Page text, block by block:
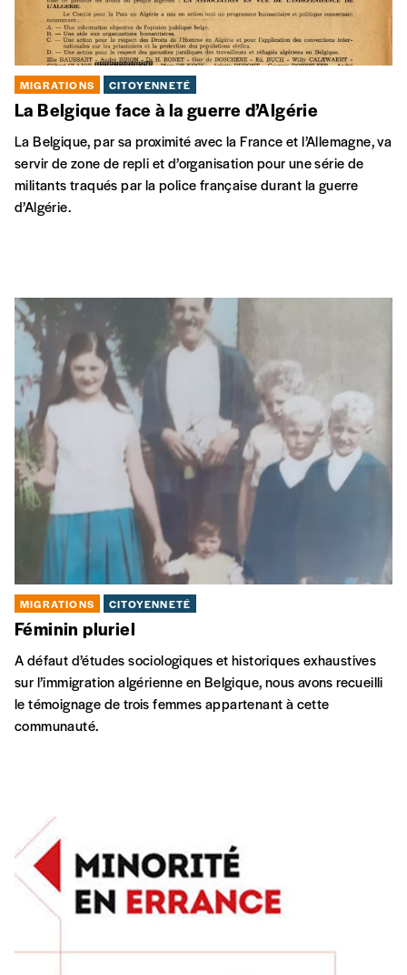
MIGRATIONS CITOYENNETÉ
La Belgique face à la guerre d’Algérie
La Belgique, par sa proximité avec la France et l’Allemagne, va
servir de zone de repli et d’organisation pour une série de
militants traqués par la police française durant la guerre
d’Algérie.
MIGRATIONS CITOYENNETÉ
Féminin pluriel
A défaut d’études sociologiques et historiques exhaustives
sur l’immigration algérienne en Belgique, nous avons recueilli
le témoignage de trois femmes appartenant à cette
communauté.